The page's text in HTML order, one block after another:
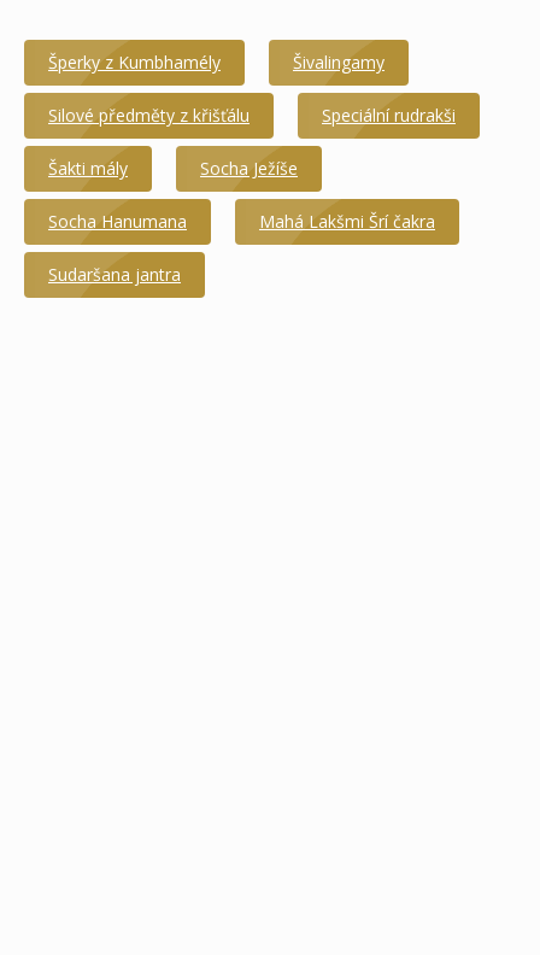
Šperky z Kumbhamély Šivalingamy
Silové předměty z křišťálu Speciální rudrakši
Šakti mály Socha Ježíše
Socha Hanumana Mahá Lakšmi Šrí čakra
Sudaršana jantra